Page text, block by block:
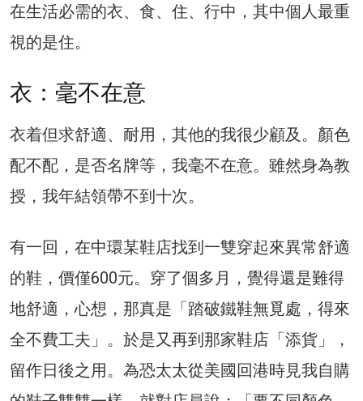
在生活必需的衣、食、住、行中，其中個人最重
視的是住。
衣：毫不在意
衣着但求舒適、耐用，其他的我很少顧及。顏色
配不配，是否名牌等，我毫不在意。雖然身為教
授，我年結領帶不到十次。
有一回，在中環某鞋店找到一雙穿起來異常舒適
的鞋，價僅600元。穿了個多月，覺得還是難得
地舒適，心想，那真是「踏破鐵鞋無覓處，得來
全不費工夫」。於是又再到那家鞋店「添貨」，
留作日後之用。為恐太太從美國回港時見我自購